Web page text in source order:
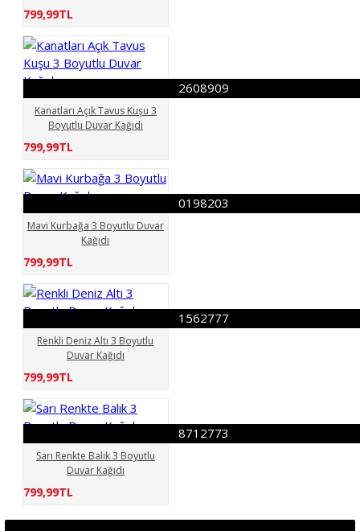
799,99TL
2608909
Kanatları Açık Tavus Kuşu 3
Boyutlu Duvar Kağıdı
799,99TL
0198203
Mavi Kurbağa 3 Boyutlu Duvar
Kağıdı
799,99TL
1562777
Renkli Deniz Altı 3 Boyutlu
Duvar Kağıdı
799,99TL
8712773
Sarı Renkte Balık 3 Boyutlu
Duvar Kağıdı
799,99TL